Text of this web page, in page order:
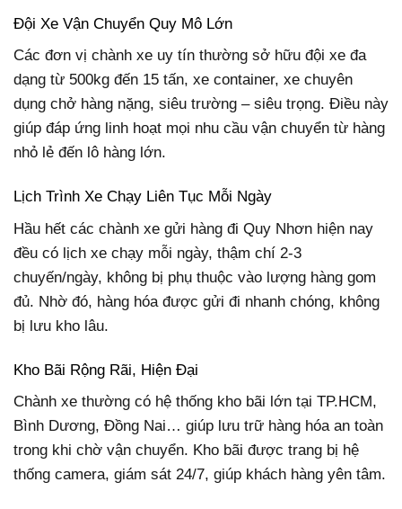
Đội Xe Vận Chuyển Quy Mô Lớn
Các đơn vị chành xe uy tín thường sở hữu đội xe đa
dạng từ 500kg đến 15 tấn, xe container, xe chuyên
dụng chở hàng nặng, siêu trường – siêu trọng. Điều này
giúp đáp ứng linh hoạt mọi nhu cầu vận chuyển từ hàng
nhỏ lẻ đến lô hàng lớn.
Lịch Trình Xe Chạy Liên Tục Mỗi Ngày
Hầu hết các chành xe gửi hàng đi Quy Nhơn hiện nay
đều có lịch xe chạy mỗi ngày, thậm chí 2-3
chuyến/ngày, không bị phụ thuộc vào lượng hàng gom
đủ. Nhờ đó, hàng hóa được gửi đi nhanh chóng, không
bị lưu kho lâu.
Kho Bãi Rộng Rãi, Hiện Đại
Chành xe thường có hệ thống kho bãi lớn tại TP.HCM,
Bình Dương, Đồng Nai… giúp lưu trữ hàng hóa an toàn
trong khi chờ vận chuyển. Kho bãi được trang bị hệ
thống camera, giám sát 24/7, giúp khách hàng yên tâm.